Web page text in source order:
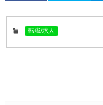
転職/求人